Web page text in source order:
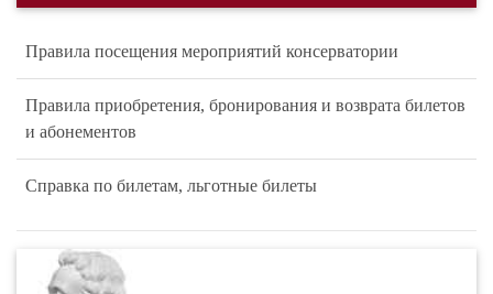
Правила посещения мероприятий консерватории
Правила приобретения, бронирования и возврата билетов
и абонементов
Справка по билетам, льготные билеты